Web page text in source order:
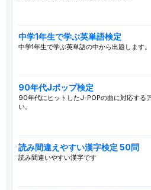
中学1年生で学ぶ英単語検定
中学1年生で学ぶ英単語の中から出題します。
90年代Jポップ検定
90年代にヒットしたJ-POPの曲に対応する
い。
読み間違えやすい漢字検定 50問
読み間違いやすい漢字です